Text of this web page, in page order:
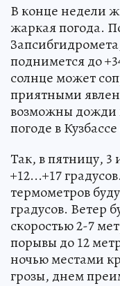
В конце недели
жаркая погода.
поднимется до
солнце может
приятными
возможны дожди
погоде в
Так, в пятницу,
+12...+17
термометров
градусов. Ветер
скоростью 2-7
порывы до 12
ночью местами
грозы, днем